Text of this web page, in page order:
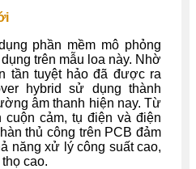
phần mềm mô phỏng
trên mẫu loa này. Nhờ
tần tuyệt hảo đã được ra
hybrid sử dụng thành
âm thanh hiện nay. Từ
cuộn cảm, tụ điện và điện
thủ công trên PCB đảm
năng xử lý công suất cao,
cao.